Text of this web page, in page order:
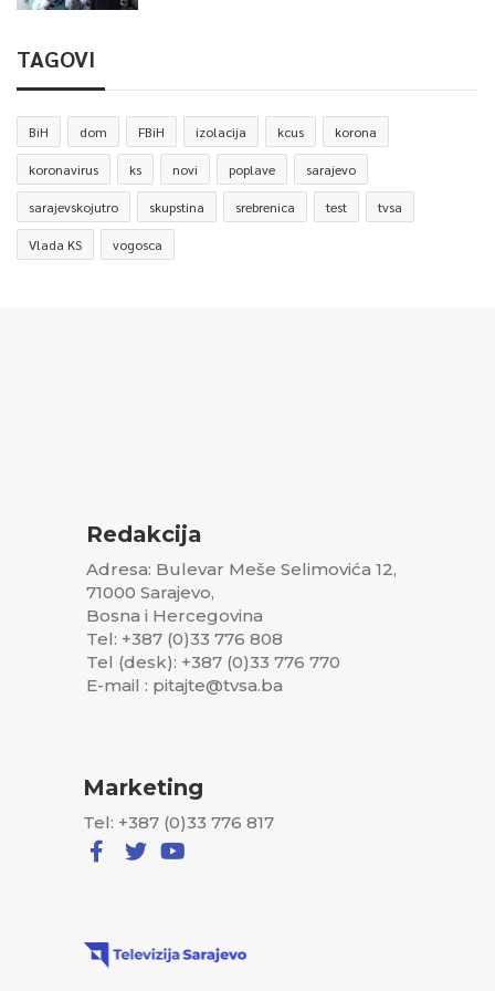
TAGOVI
BiH dom FBiH izolacija kcus korona
koronavirus ks novi poplave sarajevo
sarajevskojutro skupstina srebrenica test tvsa
Vlada KS vogosca
Redakcija
Adresa: Bulevar Meše Selimovića 12,
71000 Sarajevo,
Bosna i Hercegovina
Tel: +387 (0)33 776 808
Tel (desk): +387 (0)33 776 770
E-mail : pitajte@tvsa.ba
Marketing
Tel: +387 (0)33 776 817